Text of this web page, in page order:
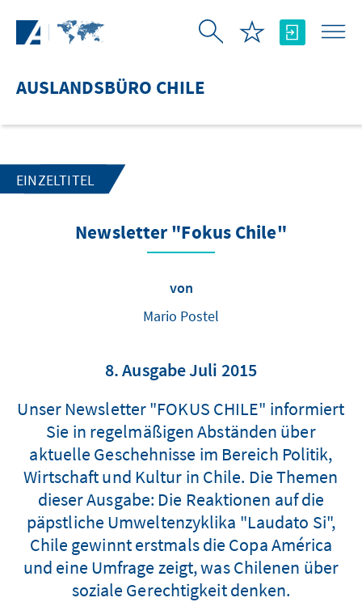
AUSLANDSBÜRO CHILE
EINZELTITEL
Newsletter "Fokus Chile"
von
Mario Postel
8. Ausgabe Juli 2015
Unser Newsletter "FOKUS CHILE" informiert
Sie in regelmäßigen Abständen über
aktuelle Geschehnisse im Bereich Politik,
Wirtschaft und Kultur in Chile. Die Themen
dieser Ausgabe: Die Reaktionen auf die
päpstliche Umweltenzyklika "Laudato Si",
Chile gewinnt erstmals die Copa América
und eine Umfrage zeigt, was Chilenen über
soziale Gerechtigkeit denken.